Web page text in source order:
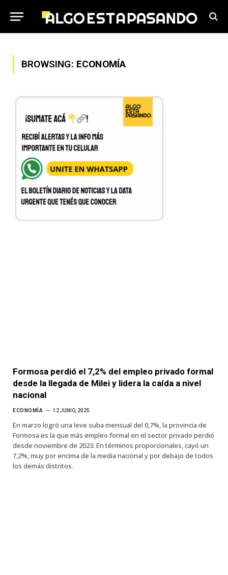
BROWSING: ECONOMÍA
Formosa perdió el 7,2% del empleo privado formal
desde la llegada de Milei y lidera la caída a nivel
nacional
ECONOMÍA 12 JUNIO, 2025
En marzo logró una leve suba mensual del 0,7%, la provincia de
Formosa es la que más empleo formal en el sector privado perdió
desde noviembre de 2023. En términos proporcionales, cayó un
7,2%, muy por encima de la media nacional y por debajo de todos
los demás distritos.